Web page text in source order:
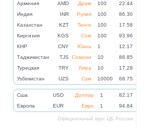
Армения
AMD Драм 100
22.44
Индия
INR Рупия 100
86.30
Казахстан
KZT Тенге 100
17.58
Киргизия
KGS Сом 100
93.96
КНР
CNY Юань 1
12.17
Таджикистан
TJS Сомони 10
88.85
Турецкая
TRY Лира 10
17.28
Узбекистан
UZS Сум 10000 68.75
Cша USD Доллар 1
82.17
Eвропа
EUR Евро 1 94.84
Официальный курс ЦБ России